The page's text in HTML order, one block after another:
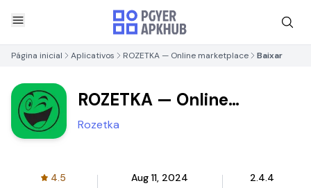
Página inicial Aplicativos ROZETKA — Online marketplace Baixar
ROZETKA — Online
marketplace
Rozetka
4.5 Aug 11, 2024 2.4.4